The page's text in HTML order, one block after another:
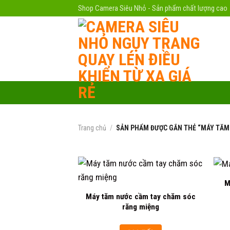
Shop Camera Siêu Nhỏ - Sản phẩm chất lượng cao
Trang chủ / SẢN PHẨM ĐƯỢC GẮN THẺ “MÁY
Máy tăm nước cầm tay chăm sóc
răng miệng